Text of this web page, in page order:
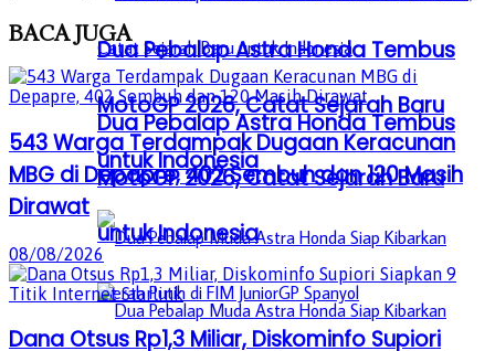
Dua Pebalap Astra Honda Tembus
MotoGP 2026, Catat Sejarah Baru
untuk Indonesia
Dua Pebalap Astra Honda Tembus
MotoGP 2026, Catat Sejarah Baru
untuk Indonesia
BACAJUGA
543 Warga Terdampak Dugaan Keracunan
MBG di Depapre, 402 Sembuh dan 120 Masih
Dirawat
08/08/2026
Dana Otsus Rp1,3 Miliar, Diskominfo Supiori